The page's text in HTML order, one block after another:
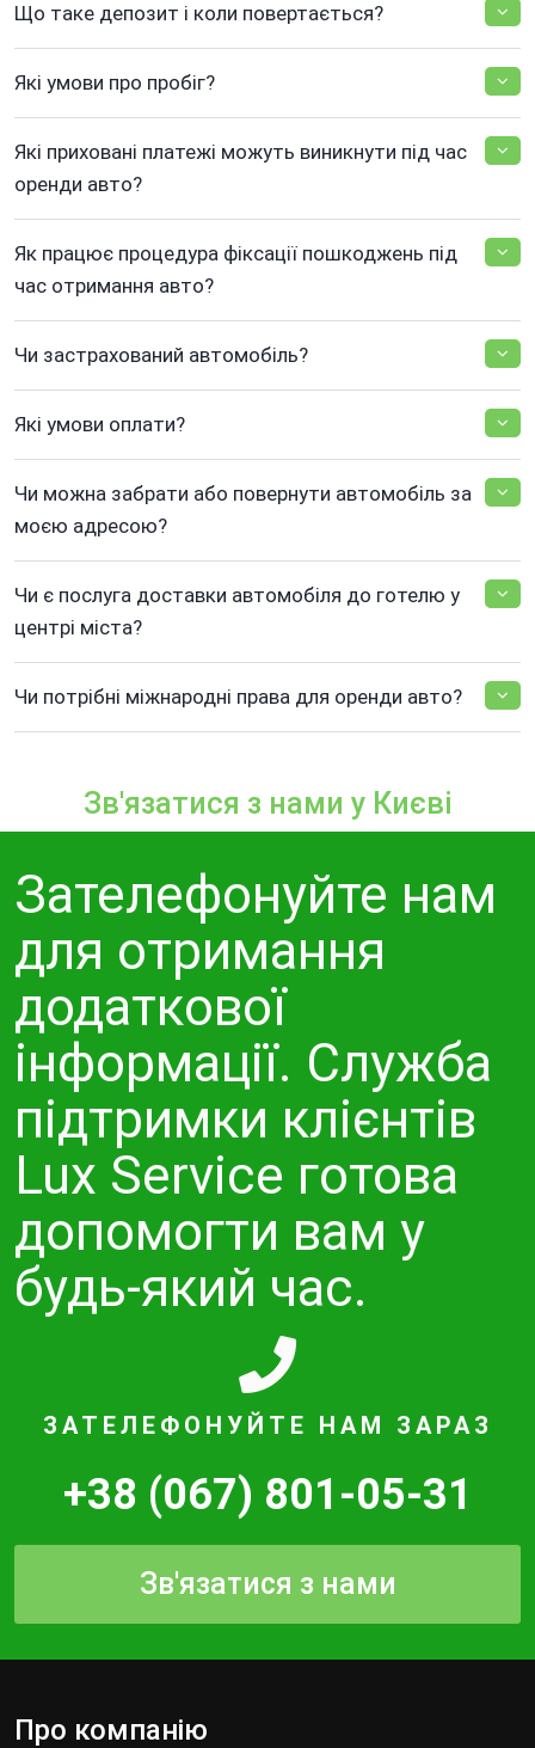
Що таке депозит і коли повертається?
Які умови про пробіг?
Які приховані платежі можуть виникнути під час
оренди авто?
Як працює процедура фіксації пошкоджень під
час отримання авто?
Чи застрахований автомобіль?
Які умови оплати?
Чи можна забрати або повернути автомобіль за
моєю адресою?
Чи є послуга доставки автомобіля до готелю у
центрі міста?
Чи потрібні міжнародні права для оренди авто?
Зв'язатися з нами у Києві
Зателефонуйте нам
для отримання
додаткової
інформації. Служба
підтримки клієнтів
Lux Service готова
допомогти вам у
будь-який час.
ЗАТЕЛЕФОНУЙТЕ НАМ ЗАРАЗ
+38 (067) 801-05-31
Зв'язатися з нами
Про компанію